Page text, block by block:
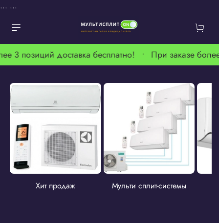
... ...
3 позиций доставка бесплатно! • При заказе
Хит продаж Мульти сплит-системы